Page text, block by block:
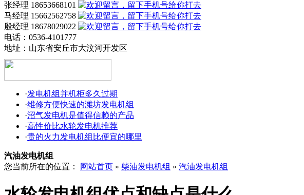
张经理 18653668101
马经理 15662562758
殷经理 18678029022
电话：0536-4101777
地址： 山东省安丘市大汶河开发区
·发电机组并机柜多久过期
·维修方便快速的潍坊发电机组
·沼气发电机是值得信赖的产品
·高性价比水轮发电机推荐
·贵的火力发电机组比便宜的哪里
汽油发电机组
您当前所在的位置：
网站首页 » 柴油发电机组 » 汽油发电机组